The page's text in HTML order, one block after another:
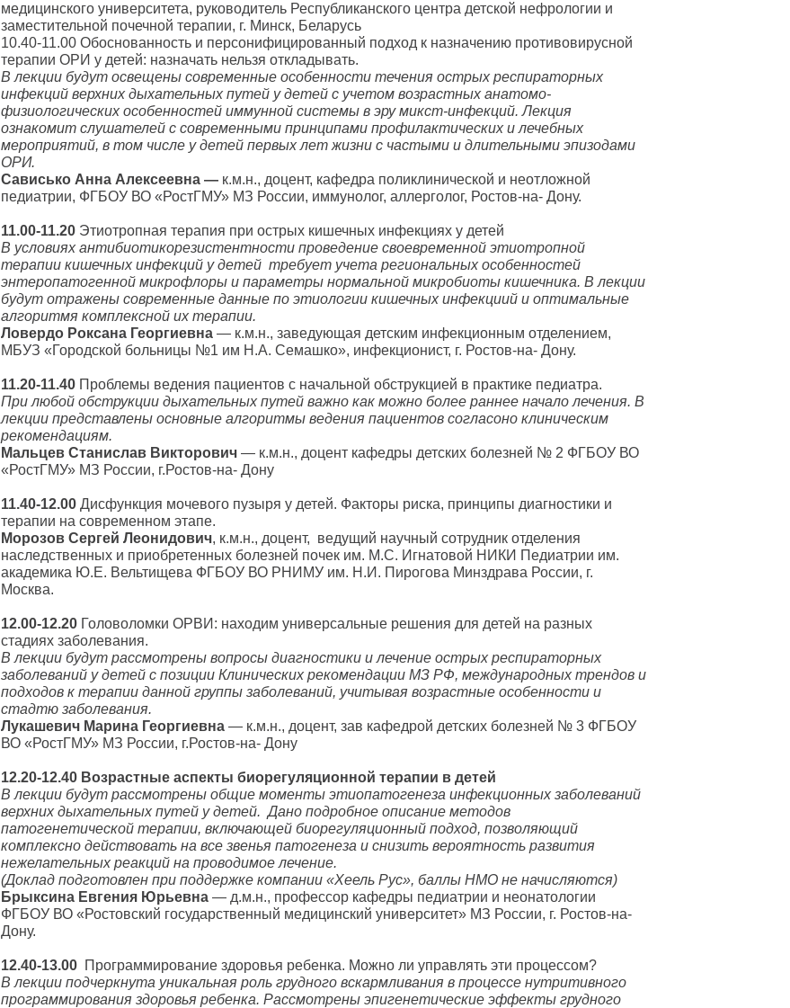
медицинского университета, руководитель Республиканского центра детской нефрологии и
заместительной почечной терапии, г. Минск, Беларусь
10.40-11.00 Обоснованность и персонифицированный подход к назначению противовирусной
терапии ОРИ у детей: назначать нельзя откладывать.
В лекции будут освещены современные особенности течения острых респираторных
инфекций верхних дыхательных путей у детей с учетом возрастных анатомо-
физиологических особенностей иммунной системы в эру микст-инфекций. Лекция
ознакомит слушателей с современными принципами профилактических и лечебных
мероприятий, в том числе у детей первых лет жизни с частыми и длительными эпизодами
ОРИ.
Сависько Анна Алексеевна — к.м.н., доцент, кафедра поликлинической и неотложной
педиатрии, ФГБОУ ВО «РостГМУ» МЗ России, иммунолог, аллерголог, Ростов-на- Дону.
11.00-11.20Этиотропная терапия при острых кишечных инфекциях у детей
В условиях антибиотикорезистентности проведение своевременной этиотропной
терапии кишечных инфекций у детей требует учета региональных особенностей
энтеропатогенной микрофлоры и параметры нормальной микробиоты кишечника. В лекции
будут отражены современные данные по этиологии кишечных инфекциий и оптимальные
алгоритмя комплексной их терапии.
Ловердо Роксана Георгиевна — к.м.н., заведующая детским инфекционным отделением,
МБУЗ «Городской больницы №1 им Н.А. Семашко», инфекционист, г. Ростов-на- Дону.
11.20-11.40 Проблемы ведения пациентов с начальной обструкцией в практике педиатра.
При любой обструкции дыхательных путей важно как можно более раннее начало лечения. В
лекции представлены основные алгоритмы ведения пациентов согласоно клиническим
рекомендациям.
Мальцев Станислав Викторович— к.м.н., доцент кафедры детских болезней № 2 ФГБОУ ВО
«РостГМУ» МЗ России, г.Ростов-на- Дону
11.40-12.00 Дисфункция мочевого пузыря у детей. Факторы риска, принципы диагностики и
терапии на современном этапе.
Морозов Сергей Леонидович, к.м.н., доцент, ведущий научный сотрудник отделения
наследственных и приобретенных болезней почек им. М.С. Игнатовой НИКИ Педиатрии им.
академика Ю.Е. Вельтищева ФГБОУ ВО РНИМУ им. Н.И. Пирогова Минздрава России, г.
Москва.
12.00-12.20Головоломки ОРВИ: находим универсальные решения для детей на разных
стадиях заболевания.
В лекции будут рассмотрены вопросы диагностики и лечение острых респираторных
заболеваний у детей с позиции Клинических рекомендации МЗ РФ, международных трендов и
подходов к терапии данной группы заболеваний, учитывая возрастные особенности и
стадтю заболевания.
Лукашевич Марина Георгиевна— к.м.н., доцент, зав кафедрой детских болезней № 3 ФГБОУ
ВО «РостГМУ» МЗ России, г.Ростов-на- Дону
12.20-12.40 Возрастные аспекты биорегуляционной терапии в детей
В лекции будут рассмотрены общие моменты этиопатогенеза инфекционных заболеваний
верхних дыхательных путей у детей. Дано подробное описание методов
патогенетической терапии, включающей биорегуляционный подход, позволяющий
комплексно действовать на все звенья патогенеза и снизить вероятность развития
нежелательных реакций на проводимое лечение.
(Доклад подготовлен при поддержке компании «Хеель Рус», баллы НМО не начисляются)
Брыксина Евгения Юрьевна— д.м.н., профессор кафедры педиатрии и неонатологии
ФГБОУ ВО «Ростовский государственный медицинский университет» МЗ России, г. Ростов-на-
Дону.
12.40-13.00Программирование здоровья ребенка. Можно ли управлять эти процессом?
В лекции подчеркнута уникальная роль грудного вскармливания в процессе нутритивного
программирования здоровья ребенка. Рассмотрены эпигенетические эффекты грудного